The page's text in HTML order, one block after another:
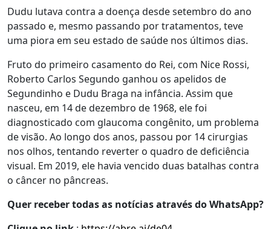
Dudu lutava contra a doença desde setembro do ano
passado e, mesmo passando por tratamentos, teve
uma piora em seu estado de saúde nos últimos dias.
Fruto do primeiro casamento do Rei, com Nice Rossi,
Roberto Carlos Segundo ganhou os apelidos de
Segundinho e Dudu Braga na infância. Assim que
nasceu, em 14 de dezembro de 1968, ele foi
diagnosticado com glaucoma congênito, um problema
de visão. Ao longo dos anos, passou por 14 cirurgias
nos olhos, tentando reverter o quadro de deficiência
visual. Em 2019, ele havia vencido duas batalhas contra
o câncer no pâncreas.
Quer receber todas as notícias através do WhatsApp?